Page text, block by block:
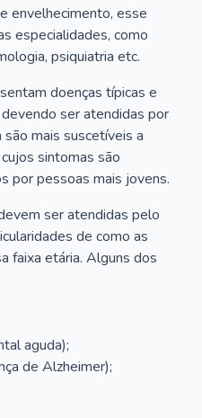
envelhecimento, esse
especialidades, como
psiquiatria etc.
doenças típicas e
ser atendidas por
mais suscetíveis a
sintomas são
por pessoas mais jovens.
ser atendidas pelo
de como as
faixa etária. Alguns dos
aguda);
de Alzheimer);